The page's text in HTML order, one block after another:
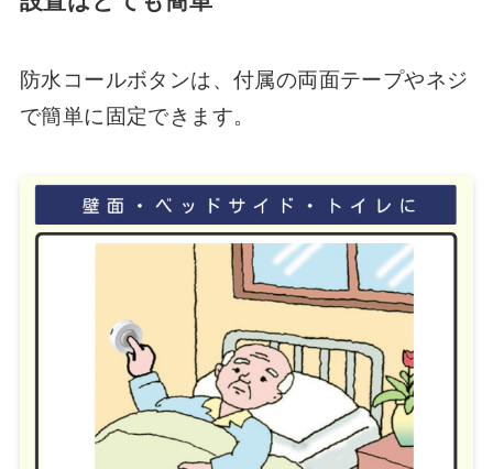
防水コールボタンは、付属の両面テープやネジ
で簡単に固定できます。